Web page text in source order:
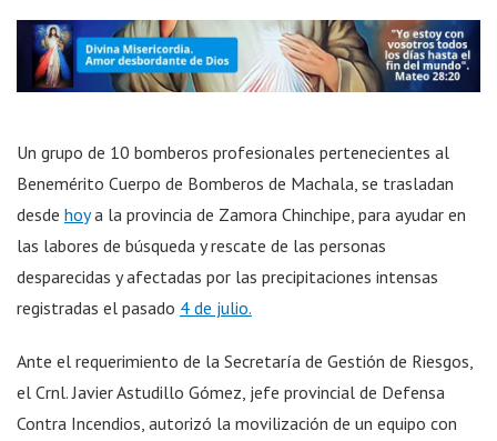
Un grupo de 10 bomberos profesionales pertenecientes al
Benemérito Cuerpo de Bomberos de Machala, se trasladan
desde hoya la provincia de Zamora Chinchipe, para ayudar en
las labores de búsqueda y rescate de las personas
desparecidas y afectadas por las precipitaciones intensas
registradas el pasado 4 de julio.
Ante el requerimiento de la Secretaría de Gestión de Riesgos,
el Crnl. Javier Astudillo Gómez, jefe provincial de Defensa
Contra Incendios, autorizó la movilización de un equipo con